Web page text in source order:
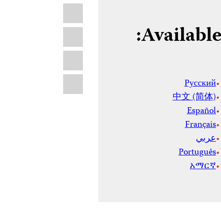
Русский
中文 (简体)
Español
Français
عربي
Português
አማርኛ